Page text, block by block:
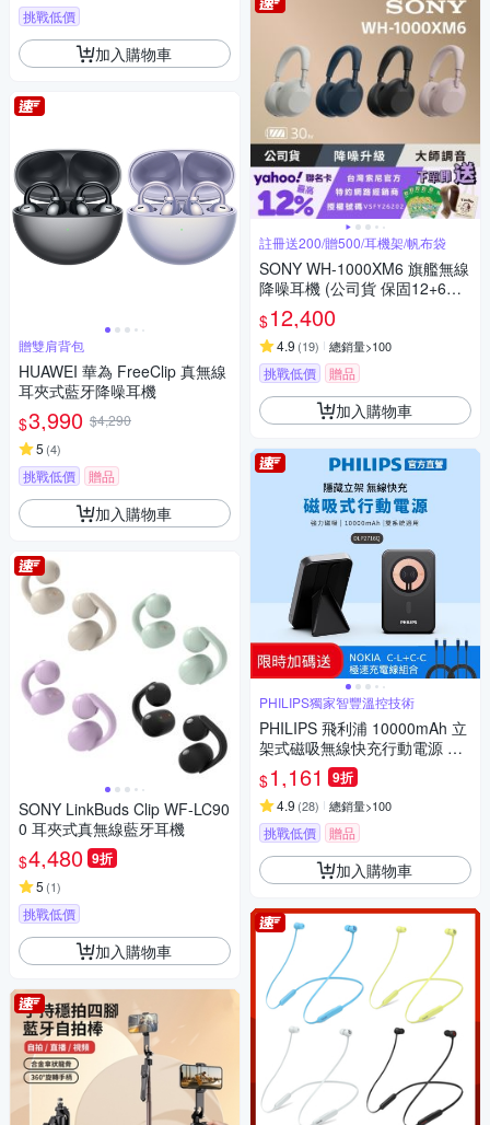
挑戰低價
加入購物車
贈雙肩背包
HUAWEI 華為 FreeClip 真無線
耳夾式藍牙降噪耳機
$3,990 $4,290
5 (4)
挑戰低價 贈品
加入購物車
SONY LinkBuds Clip WF-LC90
0 耳夾式真無線藍牙耳機
$4,480 9折
5 (1)
挑戰低價
加入購物車
註冊送200/贈500/耳機架/帆布袋
SONY WH-1000XM6 旗艦無線
降噪耳機 (公司貨 保固12+6個
月)
$12,400
4.9 (19) 總銷量>100
挑戰低價 贈品
加入購物車
PHILIPS獨家智豐溫控技術
PHILIPS 飛利浦 10000mAh 立
架式磁吸無線快充行動電源 DL
P2716Q
$1,161 9折
4.9 (28) 總銷量>100
挑戰低價 贈品
加入購物車